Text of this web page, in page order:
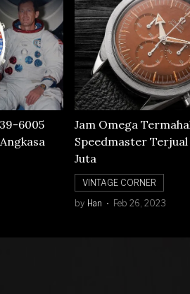
6005
Jam Omega
Speedmaster Terjual
Juta
VINTAGE CORNER
by Han Feb 26, 2023